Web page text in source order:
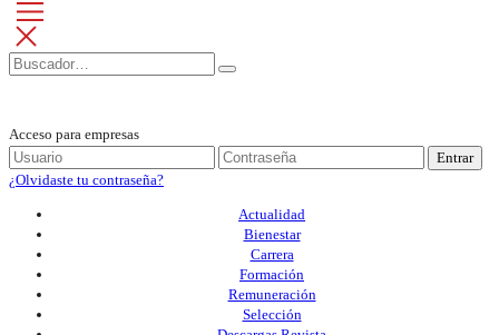
Acceso para empresas
Entrar
¿Olvidaste tu contraseña?
Actualidad
Bienestar
Carrera
Formación
Remuneración
Selección